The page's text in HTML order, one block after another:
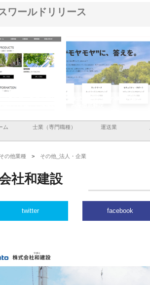
ワールドリリース
株式会社山形道路が手がける舗
ム 士業（専門職種） 運送業
その他業種 > その他_法人・企業
社和建設
twitter facebook